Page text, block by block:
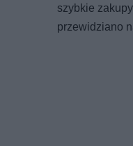
szybkie
przewidziano